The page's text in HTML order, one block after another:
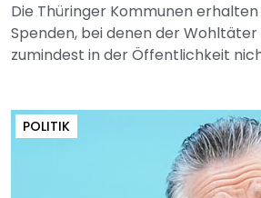
Die Thüringer Kommunen
Spenden, bei denen der
zumindest in der Öffentlichkeit
POLITIK